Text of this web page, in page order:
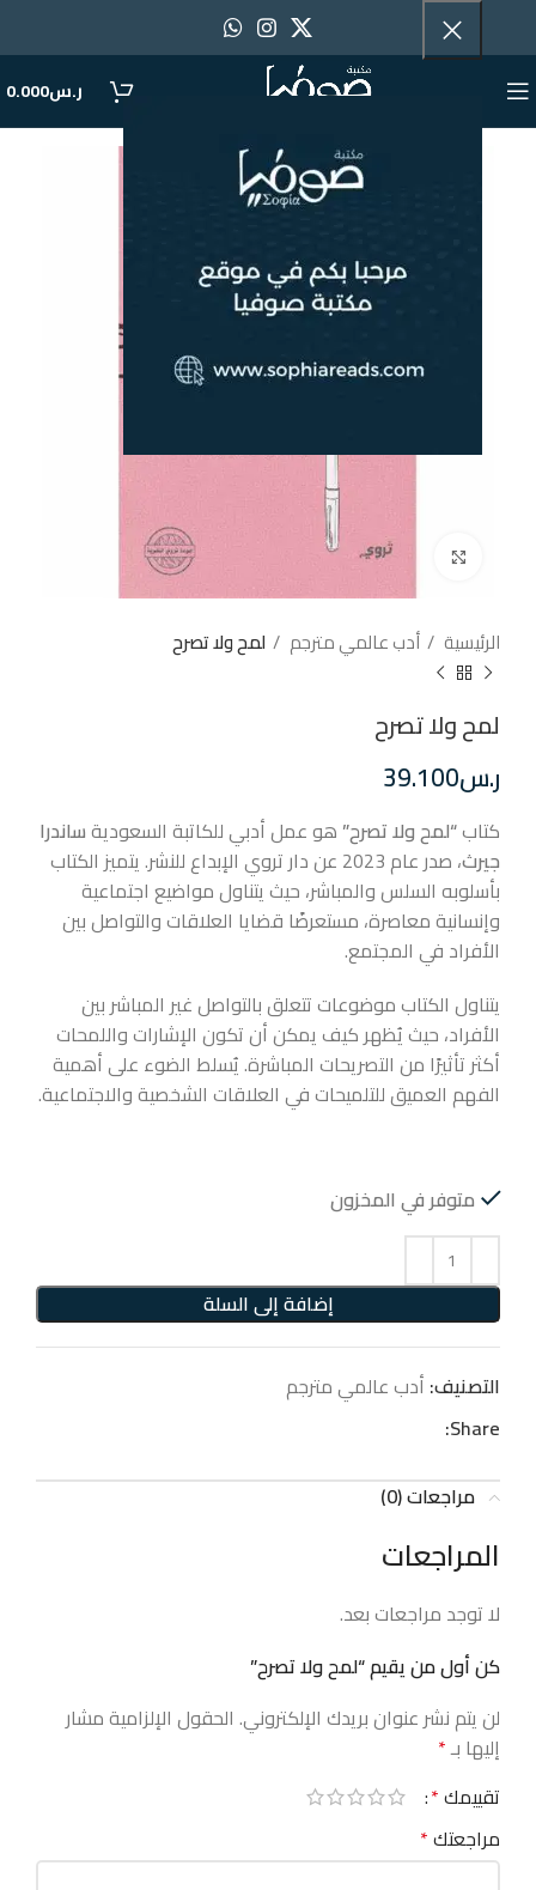
ر.س0.000
إضغط للتكبير
الرئيسية أدب عالمي مترجم لمح ولا تصرح
لمح ولا تصرح
ر.س39.100
كتاب“لمح ولا تصرح” هو عمل أدبي للكاتبة السعوديةساندرا
جيرث، صدر عام 2023 عن دار تروي الإبداع للنشر.
يتميز الكتاب
بأسلوبه السلس والمباشر، حيث يتناول مواضيع اجتماعية
وإنسانية معاصرة، مستعرضًا قضايا العلاقات والتواصل بين
الأفراد في المجتمع.
يتناول الكتاب موضوعات تتعلق بالتواصل غير المباشر بين
الأفراد، حيث يُظهر كيف يمكن أن تكون الإشارات واللمحات
أكثر تأثيرًا من التصريحات المباشرة.يُسلط الضوء على أهمية
الفهم العميق للتلميحات في العلاقات الشخصية والاجتماعية.
متوفر في المخزون
إضافة إلى السلة
التصنيف: أدب عالمي مترجم
Share:
مراجعات (0)
المراجعات
لا توجد مراجعات بعد.
كن أول من يقيم “لمح ولا تصرح”
لن يتم نشر عنوان بريدك الإلكتروني. الحقول الإلزامية مشار
إليها بـ*
تقييمك*
مراجعتك*